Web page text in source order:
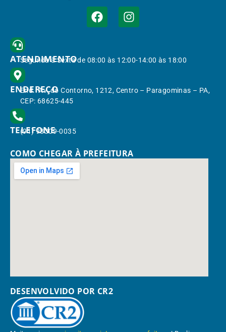
ATENDIMENTO
Segunda à Sexta de 08:00 às 12:00-14:00 às 18:00
ENDEREÇO
End.: Av. do Contorno, 1212, Centro – Paragominas – PA,
CEP: 68625-445
TELEFONE
(91) 98309-0035
COMO CHEGAR À PREFEITURA
DESENVOLVIDO POR CR2